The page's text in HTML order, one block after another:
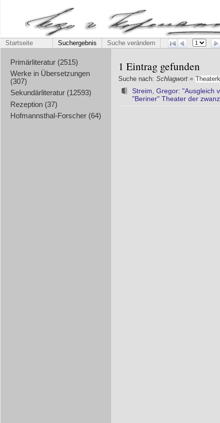
Startseite Suchergebnis Suche verändern
Primärliteratur (2515)
Werke in Übersetzungen
(307)
Sekundärliteratur (12593)
Rezeption (37)
Hofmannsthal-Forscher (64)
1 Eintrag gefunden
Suche nach: Schlagwort =
Streim, Gregor: "Ausgleich
"Beriner" Theater der